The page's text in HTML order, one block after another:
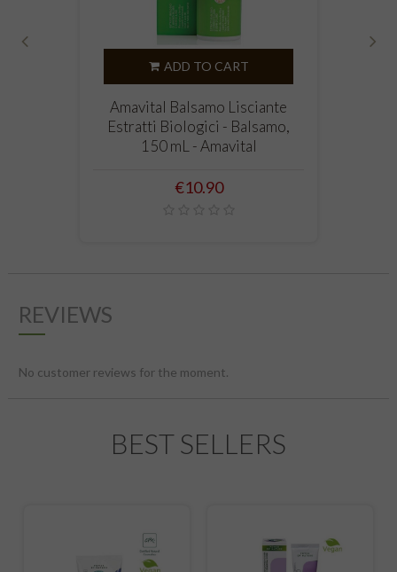
ADD TO CART
Amavital Balsamo Lisciante
Estratti Biologici - Balsamo,
150 mL - Amavital
Price
€10.90
REVIEWS
No customer reviews for the moment.
BEST SELLERS